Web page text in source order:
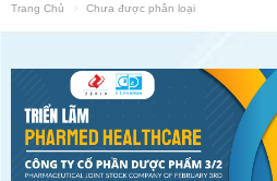
Trang Chủ Chưa được phân loại
SẢN PHẨM CỦA CÔNG TY CỔ
PHẦN DƯỢC PHẨM 3/2
29 Tháng Sáu, 2026
TEAM BUILDING 2026 – MÙA HÈ